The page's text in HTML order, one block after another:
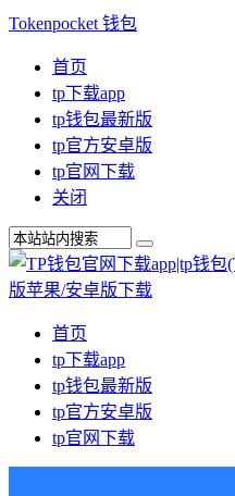
Tokenpocket 钱包
首页
tp下载app
tp钱包最新版
tp官方安卓版
tp官网下载
关闭
首页
tp下载app
tp钱包最新版
tp官方安卓版
tp官网下载